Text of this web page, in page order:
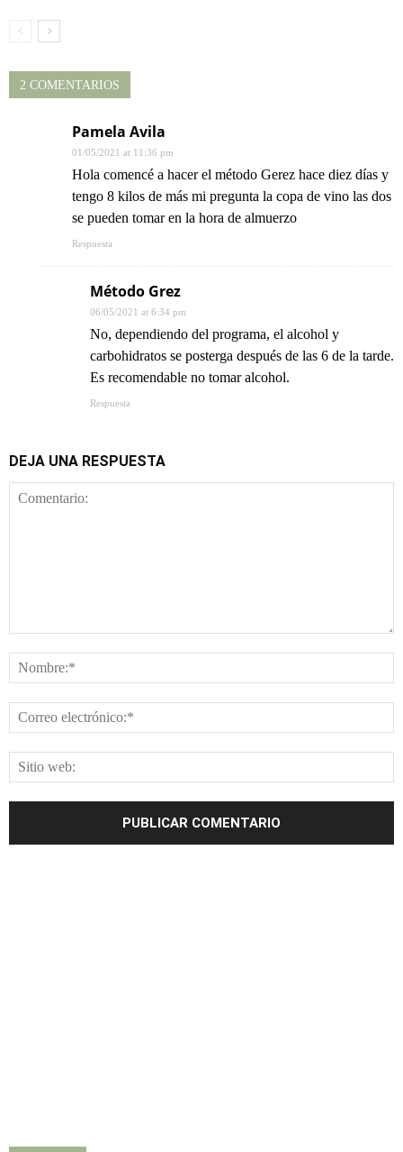
2 COMENTARIOS
Pamela Avila
01/05/2021 at 11:36 pm
Hola comencé a hacer el método Gerez hace diez días y
tengo 8 kilos de más mi pregunta la copa de vino las dos
se pueden tomar en la hora de almuerzo
Respuesta
Método Grez
06/05/2021 at 6:34 pm
No, dependiendo del programa, el alcohol y
carbohidratos se posterga después de las 6 de la tarde.
Es recomendable no tomar alcohol.
Respuesta
DEJA UNA RESPUESTA